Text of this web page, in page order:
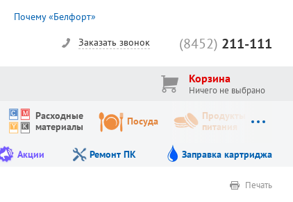
Почему «Белфорт»
(8452) 211-111
Заказать звонок
Корзина
Ничего не выбрано
Расходные
материалы
Посуда
Продукты
питания
Акции Ремонт ПК Заправка картриджа
Печать